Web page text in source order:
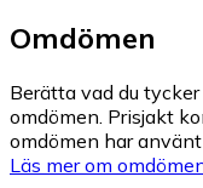
Omdömen
Berätta vad du
omdömen. Prisjakt
omdömen har
Läs mer om